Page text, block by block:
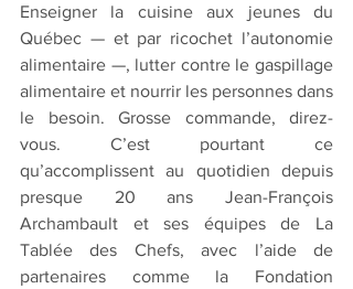
Enseigner la cuisine aux jeunes du
Québec — et par ricochet l’autonomie
alimentaire —, lutter contre le gaspillage
alimentaire et nourrir les personnes dans
le besoin. Grosse commande, direz-
vous. C’est pourtant ce
qu’accomplissent au quotidien depuis
presque 20 ans Jean-François
Archambault et ses équipes de La
Tablée des Chefs, avec l’aide de
partenaires comme la Fondation